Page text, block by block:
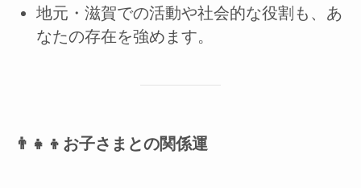
地元・滋賀での活動や社会的な役割も、あ
なたの存在を強めます。
👨‍👧‍👦お子さまとの関係運